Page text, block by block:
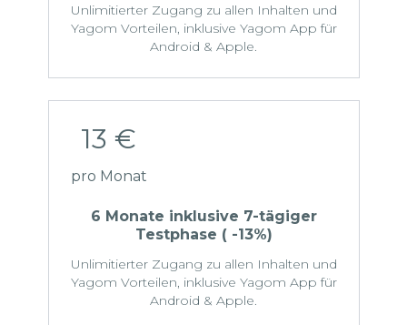
Unlimitierter Zugang zu allen Inhalten und
Yagom Vorteilen, inklusive Yagom App für
Android & Apple.
13 €
pro Monat
6 Monate inklusive 7-tägiger
Testphase ( -13%)
Unlimitierter Zugang zu allen Inhalten und
Yagom Vorteilen, inklusive Yagom App für
Android & Apple.